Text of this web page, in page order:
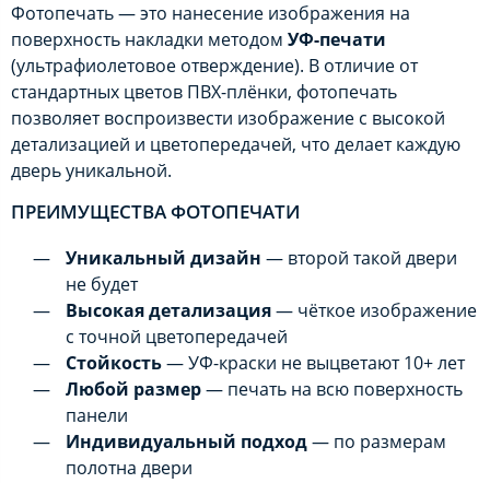
Фотопечать — это нанесение изображения на
поверхность накладки методом УФ-печати
(ультрафиолетовое отверждение). В отличие от
стандартных цветов ПВХ-плёнки, фотопечать
позволяет воспроизвести изображение с высокой
детализацией и цветопередачей, что делает каждую
дверь уникальной.
ПРЕИМУЩЕСТВА ФОТОПЕЧАТИ
Уникальный дизайн — второй такой двери
не будет
Высокая детализация— чёткое изображение
с точной цветопередачей
Стойкость— УФ-краски не выцветают 10+ лет
Любой размер— печать на всю поверхность
панели
Индивидуальный подход— по размерам
полотна двери